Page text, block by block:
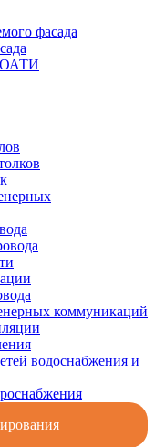
фасада
ОАТИ
коммуникаций
водоснабжения и